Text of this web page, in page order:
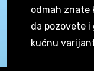
odmah znate
da pozovete i
kućnu